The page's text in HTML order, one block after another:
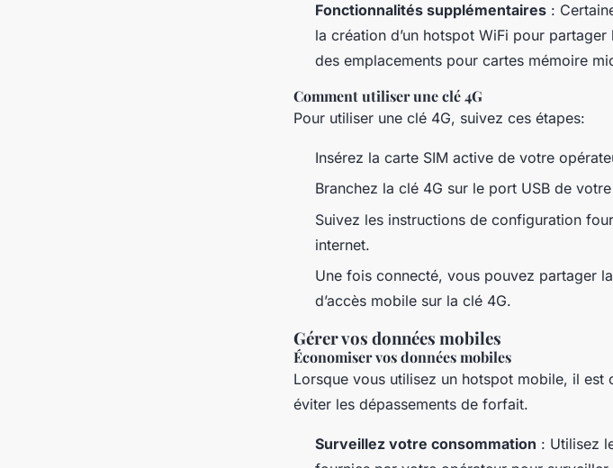
Fonctionnalités supplémentaires :
la création d’un hotspot WiFi pour
des emplacements pour cartes mémoire
Comment utiliser une clé 4G
Pour utiliser une clé 4G, suivez ces étapes:
Insérez la carte SIM active de votre
Branchez la clé 4G sur le port USB de
Suivez les instructions de configuration
internet.
Une fois connecté, vous pouvez partager
d’accès mobile sur la clé 4G.
Gérer vos données mobiles
Économiser vos données mobiles
Lorsque vous utilisez un hotspot mobile, il
éviter les dépassements de forfait.
Surveillez votre consommation : Utilisez